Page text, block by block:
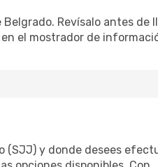
Revísalo antes de
el mostrador de
(SJJ) y donde desees